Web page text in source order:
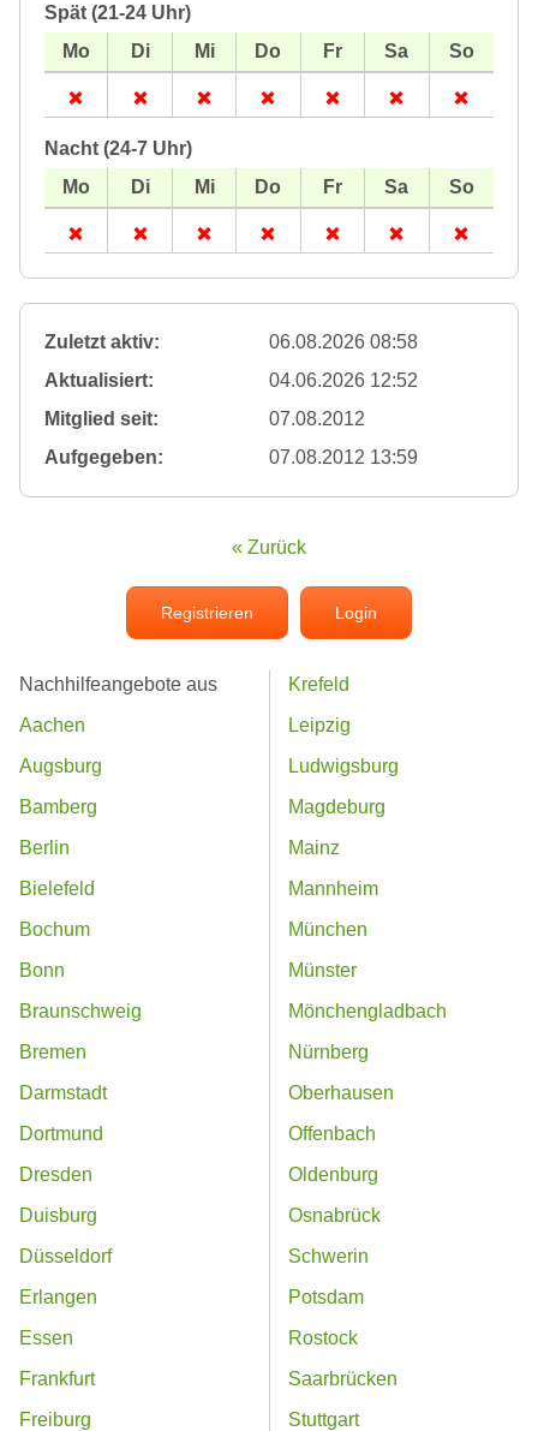
Spät (21-24 Uhr)
Nacht (24-7 Uhr)
Zuletzt aktiv:
06.08.2026 08:58
Aktualisiert:
04.06.2026 12:52
Mitglied seit:
07.08.2012
Aufgegeben:
07.08.2012 13:59
« Zurück
Registrieren Login
Nachhilfeangebote aus
Aachen
Augsburg
Bamberg
Berlin
Bielefeld
Bochum
Bonn
Braunschweig
Bremen
Darmstadt
Dortmund
Dresden
Duisburg
Düsseldorf
Erlangen
Essen
Frankfurt
Freiburg
Krefeld
Leipzig
Ludwigsburg
Magdeburg
Mainz
Mannheim
München
Münster
Mönchengladbach
Nürnberg
Oberhausen
Offenbach
Oldenburg
Osnabrück
Schwerin
Potsdam
Rostock
Saarbrücken
Stuttgart